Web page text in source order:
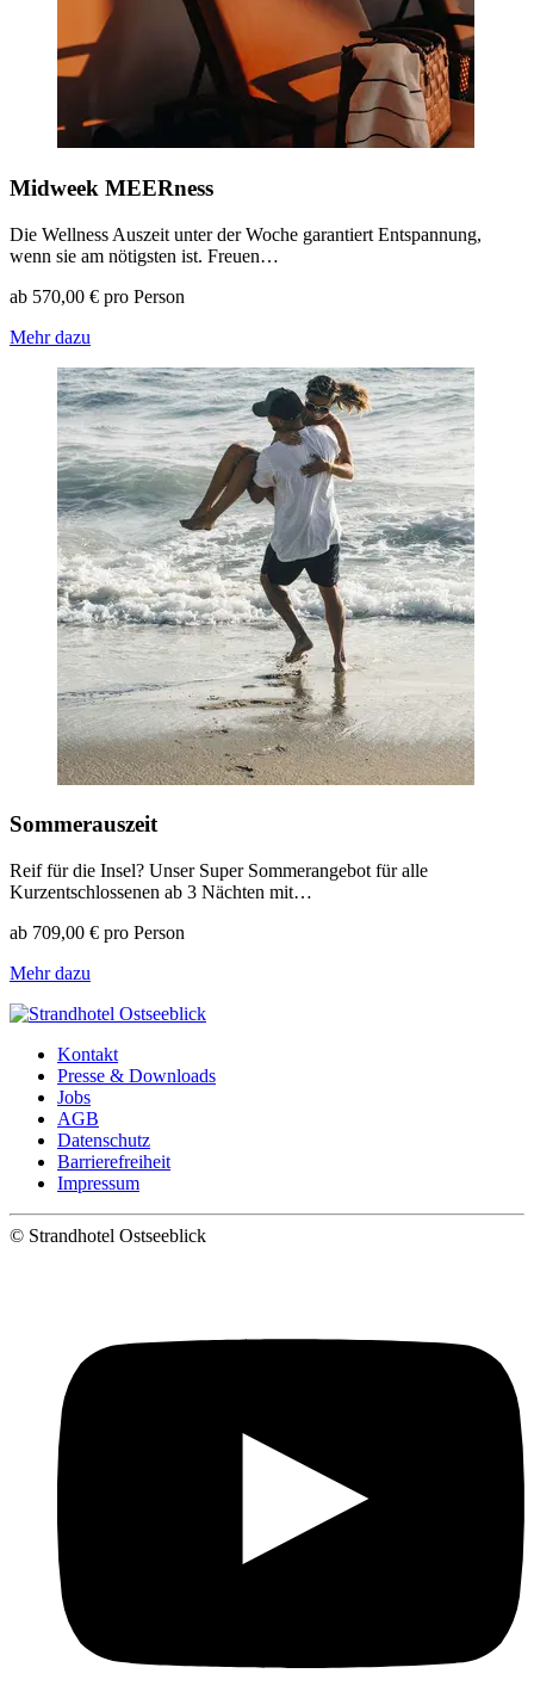
Midweek MEERness
Die Wellness Auszeit unter der Woche garantiert Entspannung,
wenn sie am nötigsten ist. Freuen…
ab 570,00 € pro Person
Mehr dazu
Sommerauszeit
Reif für die Insel? Unser Super Sommerangebot für alle
Kurzentschlossenen ab 3 Nächten mit…
ab 709,00 € pro Person
Mehr dazu
Kontakt
Presse & Downloads
Jobs
AGB
Datenschutz
Barrierefreiheit
Impressum
© Strandhotel Ostseeblick